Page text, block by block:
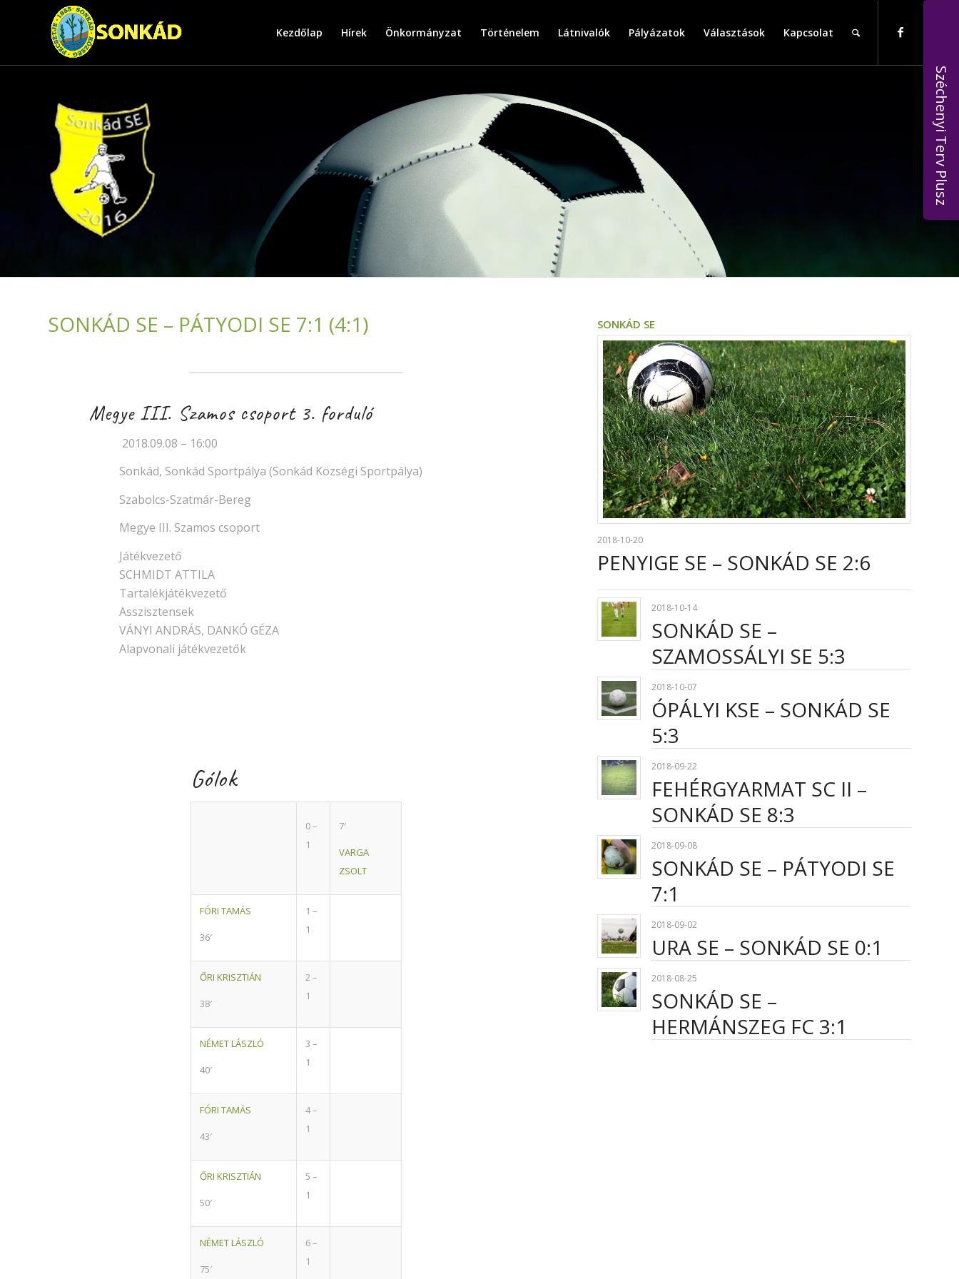
Kezdőlap Hírek Önkormányzat Történelem Látnivalók Pályázatok Választások Kapcsolat
SONKÁD SE – PÁTYODI SE 7:1 (4:1)
Megye III. Szamos csoport 3. forduló
2018.09.08 – 16:00
Sonkád, Sonkád Sportpálya (Sonkád Községi Sportpálya)
Szabolcs-Szatmár-Bereg
Megye III. Szamos csoport
Játékvezető
SCHMIDT ATTILA
Tartalékjátékvezető
Asszisztensek
VÁNYI ANDRÁS, DANKÓ GÉZA
Alapvonali játékvezetők
Gólok
0 –
1
7′
VARGA
ZSOLT
FÓRI TAMÁS
36′
1 –
1
ŐRI KRISZTIÁN
38′
2 –
1
NÉMET LÁSZLÓ
40′
3 –
1
FÓRI TAMÁS
43′
4 –
1
ŐRI KRISZTIÁN
50′
5 –
1
NÉMET LÁSZLÓ
75′
6 –
1
SONKÁD SE
2018-10-20
PENYIGE SE – SONKÁD SE 2:6
2018-10-14
SONKÁD SE –
SZAMOSSÁLYI SE 5:3
2018-10-07
ÓPÁLYI KSE – SONKÁD SE
5:3
2018-09-22
FEHÉRGYARMAT SC II –
SONKÁD SE 8:3
2018-09-08
SONKÁD SE – PÁTYODI SE
7:1
2018-09-02
URA SE – SONKÁD SE 0:1
2018-08-25
SONKÁD SE –
HERMÁNSZEG FC 3:1
Széchenyi Terv Plusz